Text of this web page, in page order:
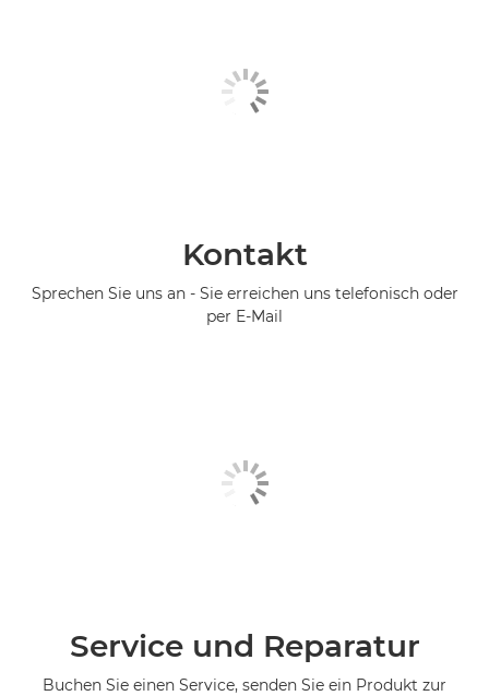
Kontakt
Sprechen Sie uns an - Sie erreichen uns telefonisch oder
per E-Mail
Service und Reparatur
Buchen Sie einen Service, senden Sie ein Produkt zur